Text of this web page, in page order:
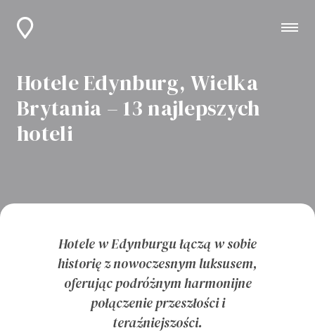
Hotele Edynburg, Wielka
Brytania – 13 najlepszych
hoteli
Hotele w Edynburgu łączą w sobie
historię z nowoczesnym luksusem,
oferując podróżnym harmonijne
połączenie przeszłości i
teraźniejszości.